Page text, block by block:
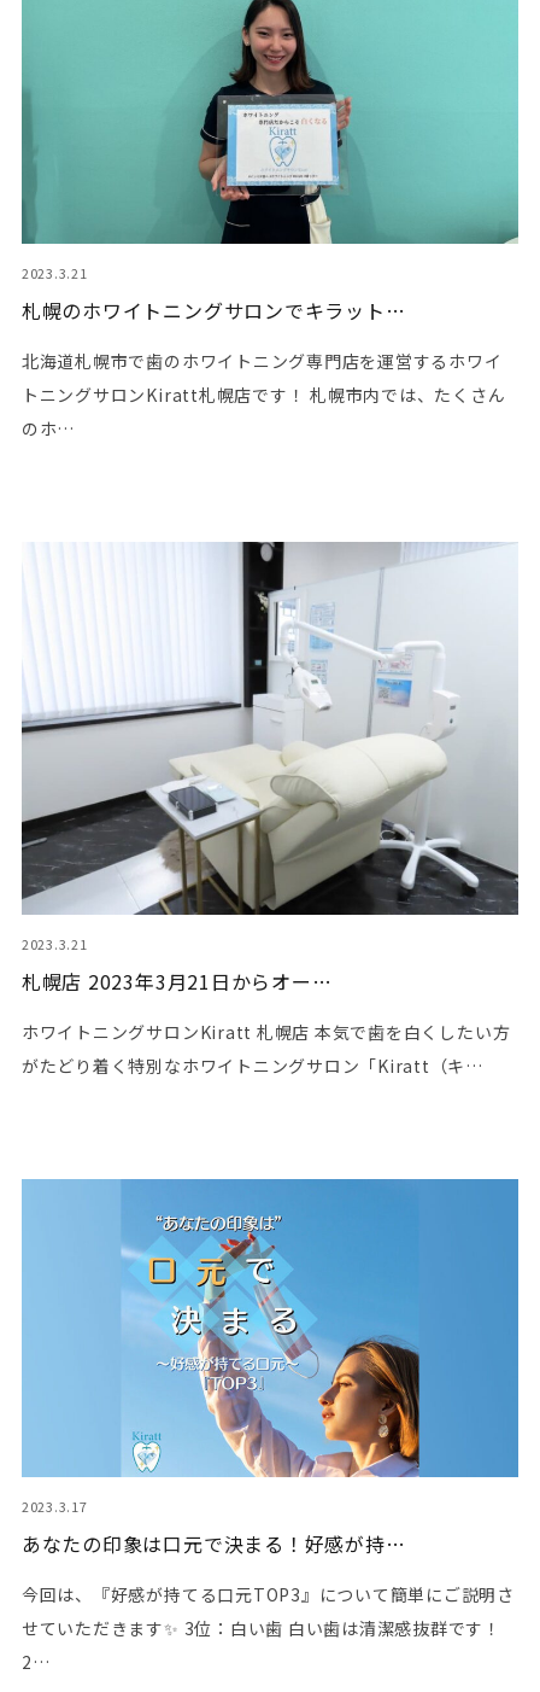
2023.3.21
札幌のホワイトニングサロンでキラット…
北海道札幌市で歯のホワイトニング専門店を運営するホワイ
トニングサロンKiratt札幌店です！ 札幌市内では、たくさん
のホ…
2023.3.21
札幌店 2023年3月21日からオー…
ホワイトニングサロンKiratt 札幌店 本気で歯を白くしたい方
がたどり着く特別なホワイトニングサロン「Kiratt（キ…
2023.3.17
あなたの印象は口元で決まる！好感が持…
今回は、『好感が持てる口元TOP3』について簡単にご説明さ
せていただきます✨ 3位：白い歯 白い歯は清潔感抜群です！
2…